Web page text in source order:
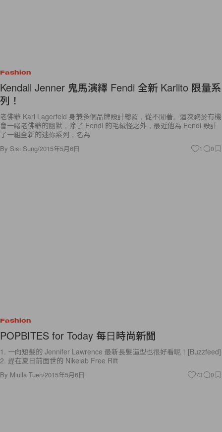
Fashion
Kendall Jenner 鬼馬演繹 Fendi 全新 Karlito 限量系
列！
老佛爺 Karl Lagerfeld 身兼多個品牌設計總監，從不閒著。這次終於有機
會一睹老佛爺的幽默，除了 Fendi 的毛絨怪之外，最近他為 Fendi 設計
了一組全新的迷你系列，名為
By Sisi Sung/2015年5月6日 1 0
Fashion
POPBITES for Today 每日時尚新聞
1. 一向短髮的 Jennifer Lawrence 最新長髮造型也很好看呢！[Buzzfeed]
2. 趕在夏日前面世的 Nikelab Free Rift
By Miulla Tuen/2015年5月6日 73 0